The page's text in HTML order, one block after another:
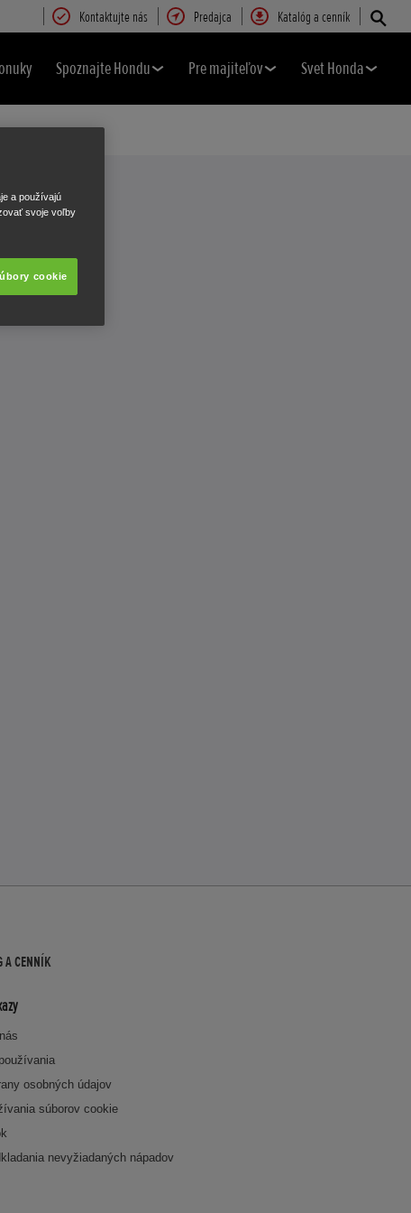
Kontaktujte nás Predajca Katalóg a cenník
Spoznajte Hondu Pre majiteľov Svet Honda
A CENNÍK
osobných údajov
súborov cookie
nevyžiadaných nápadov
a používajú
svoje voľby
cookie